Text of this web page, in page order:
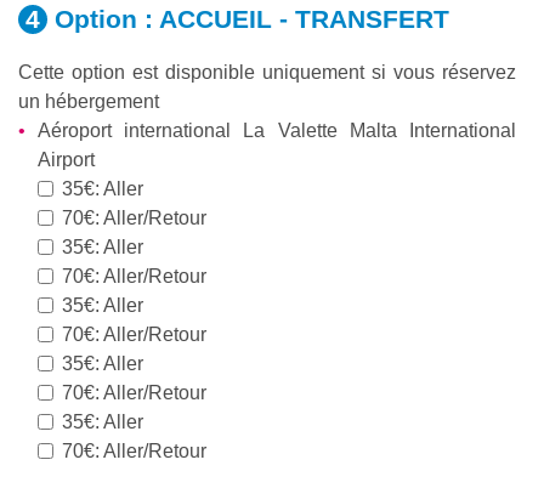
Option : ACCUEIL - TRANSFERT
Cette option est disponible uniquement si vous réservez
un hébergement
Aéroport international La Valette Malta International
Airport
35€: Aller
70€: Aller/Retour
35€: Aller
70€: Aller/Retour
35€: Aller
70€: Aller/Retour
35€: Aller
70€: Aller/Retour
35€: Aller
70€: Aller/Retour